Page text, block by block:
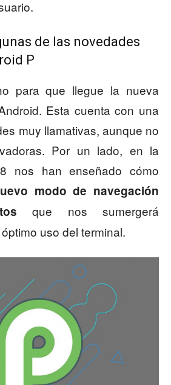
de las novedades
P
para que llegue la nueva
Esta cuenta con una
muy llamativas, aunque no
Por un lado, en la
nos han enseñado cómo
modo de navegación
que nos sumergerá
uso del terminal.